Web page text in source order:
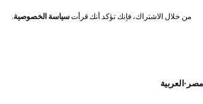
من خلال الاشتراك، فإنك تؤكد أنك قرأتسياسة الخصوصية.
مصر ·العربية